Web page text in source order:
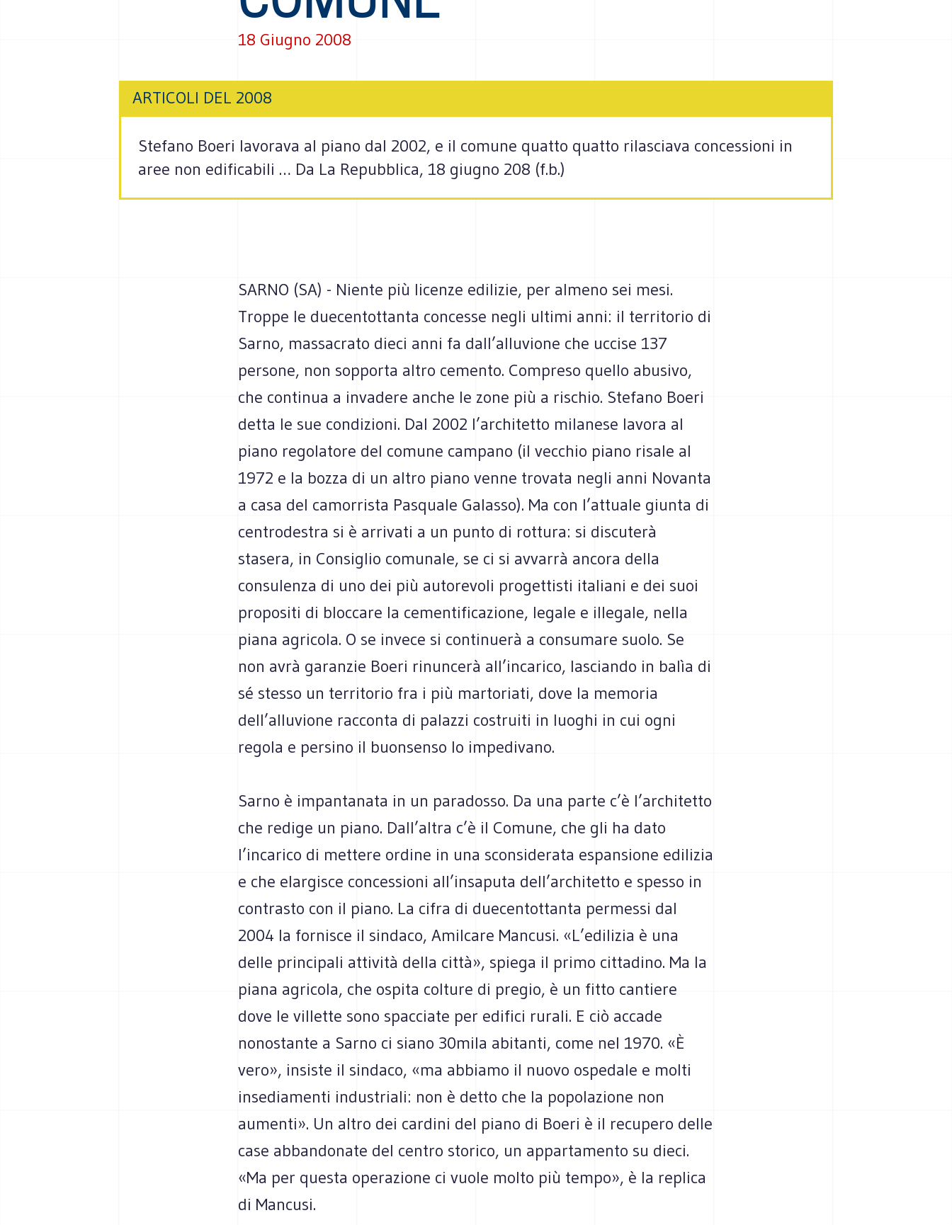
18 Giugno 2008
ARTICOLI DEL 2008
Stefano Boeri lavorava al piano dal 2002, e il comune quatto quatto rilasciava concessioni in
aree non edificabili … Da La Repubblica, 18 giugno 208 (f.b.)
SARNO (SA) - Niente più licenze edilizie, per almeno sei mesi.
Troppe le duecentottanta concesse negli ultimi anni: il territorio di
Sarno, massacrato dieci anni fa dall’alluvione che uccise 137
persone, non sopporta altro cemento. Compreso quello abusivo,
che continua a invadere anche le zone più a rischio. Stefano Boeri
detta le sue condizioni. Dal 2002 l’architetto milanese lavora al
piano regolatore del comune campano (il vecchio piano risale al
1972 e la bozza di un altro piano venne trovata negli anni Novanta
a casa del camorrista Pasquale Galasso). Ma con l’attuale giunta di
centrodestra si è arrivati a un punto di rottura: si discuterà
stasera, in Consiglio comunale, se ci si avvarrà ancora della
consulenza di uno dei più autorevoli progettisti italiani e dei suoi
propositi di bloccare la cementificazione, legale e illegale, nella
piana agricola. O se invece si continuerà a consumare suolo. Se
non avrà garanzie Boeri rinuncerà all’incarico, lasciando in balìa di
sé stesso un territorio fra i più martoriati, dove la memoria
dell’alluvione racconta di palazzi costruiti in luoghi in cui ogni
regola e persino il buonsenso lo impedivano.
Sarno è impantanata in un paradosso. Da una parte c’è l’architetto
che redige un piano. Dall’altra c’è il Comune, che gli ha dato
l’incarico di mettere ordine in una sconsiderata espansione edilizia
e che elargisce concessioni all’insaputa dell’architetto e spesso in
contrasto con il piano. La cifra di duecentottanta permessi dal
2004 la fornisce il sindaco, Amilcare Mancusi. «L’edilizia è una
delle principali attività della città», spiega il primo cittadino. Ma la
piana agricola, che ospita colture di pregio, è un fitto cantiere
dove le villette sono spacciate per edifici rurali. E ciò accade
nonostante a Sarno ci siano 30mila abitanti, come nel 1970. «È
vero», insiste il sindaco, «ma abbiamo il nuovo ospedale e molti
insediamenti industriali: non è detto che la popolazione non
aumenti». Un altro dei cardini del piano di Boeri è il recupero delle
case abbandonate del centro storico, un appartamento su dieci.
«Ma per questa operazione ci vuole molto più tempo», è la replica
di Mancusi.